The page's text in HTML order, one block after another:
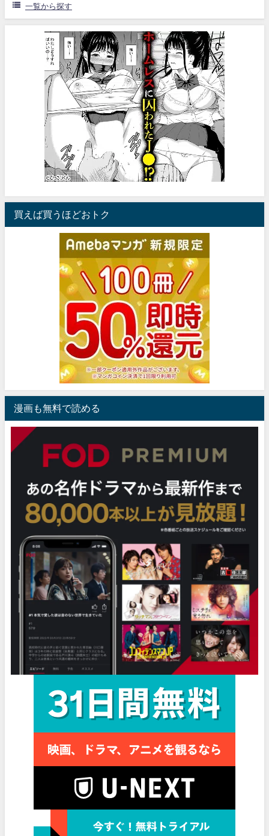
一覧から探す
買えば買うほどおトク
漫画も無料で読める